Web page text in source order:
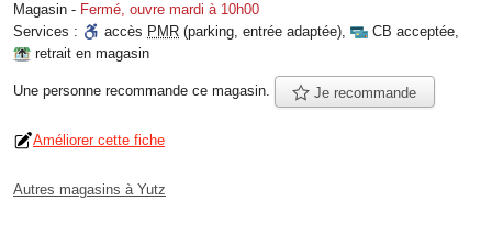
Magasin - Fermé, ouvre mardi à 10h00
Services :
accès PMR (parking, entrée adaptée), CB acceptée,
retrait en magasin
Une personne recommande ce magasin. Je recommande
Améliorer cette fiche
Autres magasins à Yutz